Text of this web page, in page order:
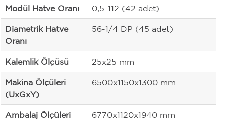
Modül Hatve Oranı 0,5-112 (42 adet)
Diametrik Hatve
Oranı
56-1/4 DP (45 adet)
Kalemlik Ölçüsü 25x25 mm
Makina Ölçüleri
(UxGxY)
6500x1150x1300 mm
Ambalaj Ölçüleri 6770x1120x1940 mm